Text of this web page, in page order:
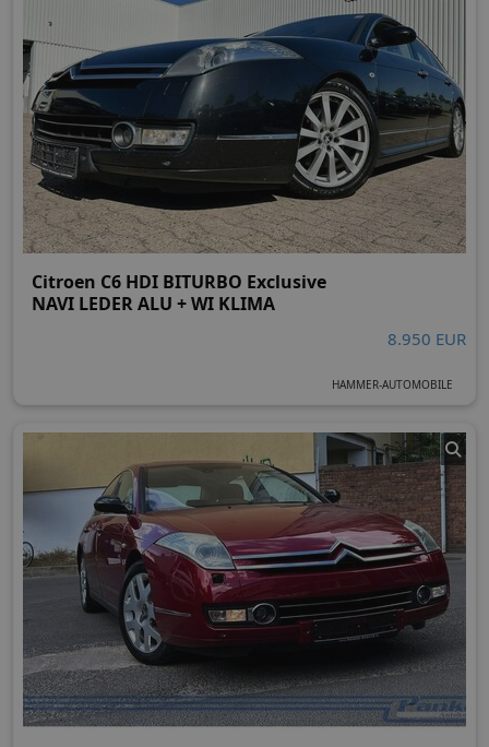
Citroen C6 HDI BITURBO Exclusive
NAVI LEDER ALU + WI KLIMA
8.950 EUR
HAMMER-AUTOMOBILE